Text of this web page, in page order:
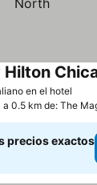
en el hotel
a 0.5 km de: The
precios exactos